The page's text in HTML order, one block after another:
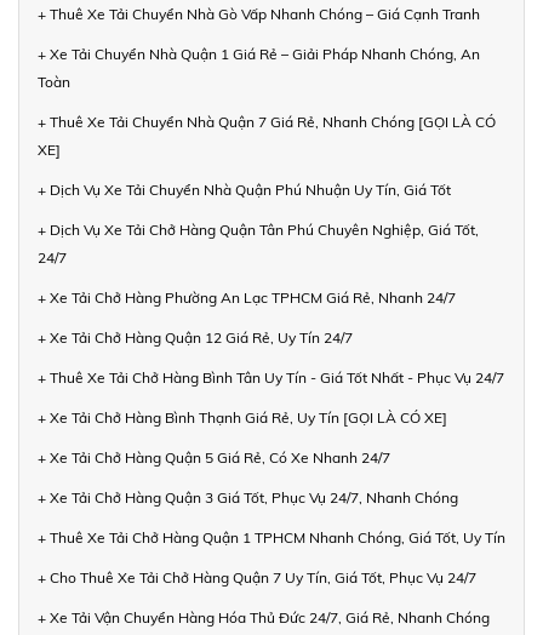
+ Thuê Xe Tải Chuyển Nhà Gò Vấp Nhanh Chóng – Giá Cạnh Tranh
+ Xe Tải Chuyển Nhà Quận 1 Giá Rẻ – Giải Pháp Nhanh Chóng, An
Toàn
+ Thuê Xe Tải Chuyển Nhà Quận 7 Giá Rẻ, Nhanh Chóng [GỌI LÀ CÓ
XE]
+ Dịch Vụ Xe Tải Chuyển Nhà Quận Phú Nhuận Uy Tín, Giá Tốt
+ Dịch Vụ Xe Tải Chở Hàng Quận Tân Phú Chuyên Nghiệp, Giá Tốt,
24/7
+ Xe Tải Chở Hàng Phường An Lạc TPHCM Giá Rẻ, Nhanh 24/7
+ Xe Tải Chở Hàng Quận 12 Giá Rẻ, Uy Tín 24/7
+ Thuê Xe Tải Chở Hàng Bình Tân Uy Tín - Giá Tốt Nhất - Phục Vụ 24/7
+ Xe Tải Chở Hàng Bình Thạnh Giá Rẻ, Uy Tín [GỌI LÀ CÓ XE]
+ Xe Tải Chở Hàng Quận 5 Giá Rẻ, Có Xe Nhanh 24/7
+ Xe Tải Chở Hàng Quận 3 Giá Tốt, Phục Vụ 24/7, Nhanh Chóng
+ Thuê Xe Tải Chở Hàng Quận 1 TPHCM Nhanh Chóng, Giá Tốt, Uy Tín
+ Cho Thuê Xe Tải Chở Hàng Quận 7 Uy Tín, Giá Tốt, Phục Vụ 24/7
+ Xe Tải Vận Chuyển Hàng Hóa Thủ Đức 24/7, Giá Rẻ, Nhanh Chóng